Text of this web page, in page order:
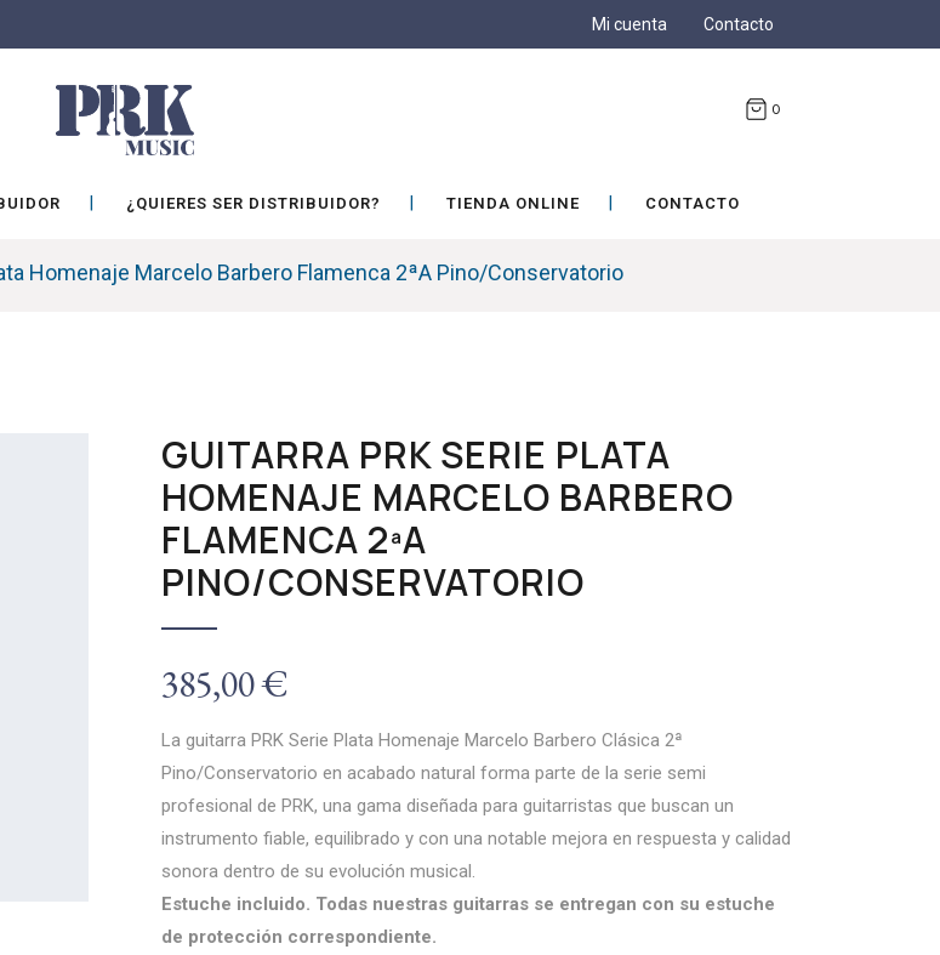
Mi cuenta Contacto
0
¿QUIERES SER DISTRIBUIDOR? TIENDA ONLINE CONTACTO
Homenaje Marcelo Barbero Flamenca 2ªA Pino/Conservatorio
GUITARRA PRK SERIE PLATA
HOMENAJE MARCELO BARBERO
FLAMENCA 2ªA
PINO/CONSERVATORIO
385,00€
La guitarra PRK Serie Plata Homenaje Marcelo Barbero Clásica 2ª
Pino/Conservatorio en acabado natural forma parte de la serie semi
profesional de PRK, una gama diseñada para guitarristas que buscan un
instrumento fiable, equilibrado y con una notable mejora en respuesta y calidad
sonora dentro de su evolución musical.
Estuche incluido. Todas nuestras guitarras se entregan con su estuche
de protección correspondiente.